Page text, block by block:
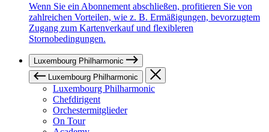
Wenn Sie ein Abonnement abschließen, profitieren Sie von
zahlreichen Vorteilen, wie z. B. Ermäßigungen, bevorzugtem
Zugang zum Kartenverkauf und flexibleren
Stornobedingungen.
Luxembourg Philharmonic
Luxembourg Philharmonic
Luxembourg Philharmonic
Chefdirigent
Orchestermitglieder
On Tour